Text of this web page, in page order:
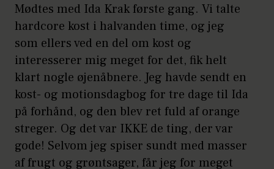
Mødtes med Ida Krak første gang. Vi talte
hardcore kost i halvanden time, og jeg
som ellers ved en del om kost og
interesserer mig meget for det, fik helt
klart nogle øjenåbnere. Jeg havde sendt en
kost- og motionsdagbog for tre dage til Ida
på forhånd, og den blev ret fuld af orange
streger. Og det var IKKE de ting, der var
gode! Selvom jeg spiser sundt med masser
af frugt og grøntsager, får jeg for meget